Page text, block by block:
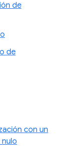
de
de
con un